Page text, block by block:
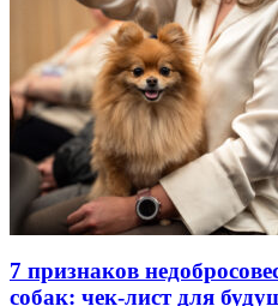
7 признаков
собак: чек-лист для